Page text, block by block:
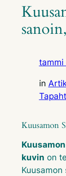
tammi
in
Kuusamon
kuvin on